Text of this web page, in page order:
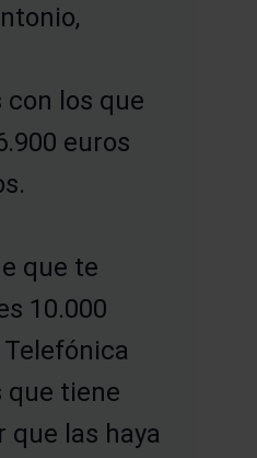
con los que
euros
que te
10.000
que tiene
que las haya